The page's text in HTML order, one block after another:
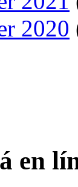
2020
en